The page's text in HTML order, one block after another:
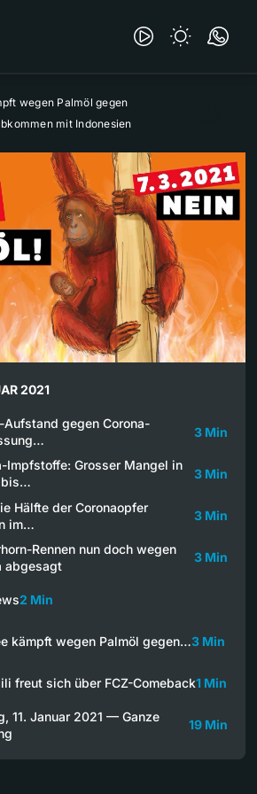
wegen Palmöl gegen
mit Indonesien
2021
Aufstand gegen Corona-
3 Min
Impfstoffe: Grosser Mangel in
bis…
3 Min
Hälfte der Coronaopfer
im…
3 Min
Rennen nun doch wegen
abgesagt
3 Min
2 Min
kämpft wegen Palmöl gegen…3 Min
freut sich über FCZ-Comeback1 Min
11. Januar 2021 — Ganze
19 Min